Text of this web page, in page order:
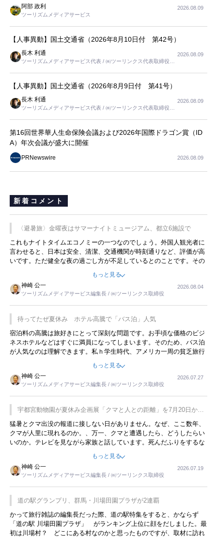
阿部 政利
ツーリズムメディアサービス
2026.08.09
【人事異動】国土交通省（2026年8月10日付 第42号）
長木 利通
ツーリズムメディアサービス代表 / ㈱ツーリンクス代表取締役社
2026.08.09
【人事異動】国土交通省（2026年8月9日付 第41号）
長木 利通
ツーリズムメディアサービス代表 / ㈱ツーリンクス代表取締役社
2026.08.09
第16回世界華人生命保険会議および2026年国際ドラゴン賞（ID
A）年次会議が盛大に開催
PRNewswire 2026.08.09
新着コメント
〈避暑旅〉金曜夜はサマーナイトミュージアム、都立6施設で
これもナイトタイムエコノミーの一つなのでしょう。外国人観光者に
言わせると、日本は安全、清潔、交通機関が時刻通りなど、評価が高
いです。ただ健全な夜の過ごし方が不足しているとのことです。その
ような意味で、金曜夜にこのようなイベントが行われれば、日本人に
限らず外国人にとっても楽しみが増えるでしょうね。
もっと見る
神崎 公一
ツーリズムメディアサービス編集長 / ㈱ツーリンクス取締役
2026.08.04
待ってたぜ夏休み ホテル高騰で「バス泊」人気
宿泊料の高騰は旅好きにとって深刻な問題です。お手頃な価格のビジ
ネスホテルなどはすぐに満員になってしまいます。そのため、バス泊
が人気なのは理解できます。私ｈ学生時代、アメリカ一周の貧乏旅行
をした時は、移動はグレイハウンドバスでした。夕方から夜の便を利
用してホテル代を浮かせていました。ただし、若いからできたことで
す。若い人が夜行バスで京都に行った、青森に行ったと聞くと、疲れ
が残らないのかなと思ってしまいます。
もっと見る
神崎 公一
ツーリズムメディアサービス編集長 / ㈱ツーリンクス取締役
2026.07.27
宇都宮動物園が夏休み企画展「クマと人との距離」を7月20日から
開催
猛暑とクマ出没の報道に接しない日がありません。なぜ、ここ数年、
クマが人里に現れるのか。、万一、クマと遭遇したら、どうしたらい
いのか。テレビを見ながら家族と話しています。死んだふりをするな
んてことは、冗談でもいえません。そんな中で、この企画展はタイム
もっと見る
神崎 公一
ツーリズムメディアサービス編集長 / ㈱ツーリンクス取締役
2026.07.19
道の駅グランプリ、群馬・川場田園プラザが2連覇
かって旅行雑誌の編集長だった際、道の駅特集をすると、かならず
「道の駅 川場田園プラザ」 がランキング上位に顔をだしました。最
初は川場村？ どこにある村なのかと思ったものですが、取材に訪れ